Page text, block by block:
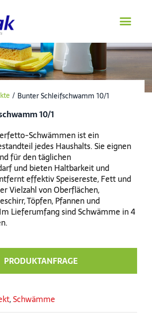
/ Bunter Schleifschwamm 10/1
10/1
Schwämmen ist ein
jedes Haushalts. Sie eignen
für den täglichen
und bieten Haltbarkeit und
effektiv Speisereste, Fett und
Vielzahl von Oberflächen,
Töpfen, Pfannen und
Lieferumfang sind Schwämme in 4
PRODUKTANFRAGE
,Schwämme